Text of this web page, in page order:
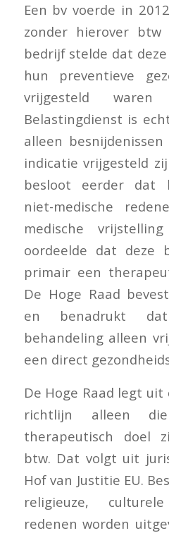
Een bv voerde in
zonder hierover
bedrijf stelde dat
hun preventieve
vrijgesteld
Belastingdienst is
alleen
indicatie vrijgesteld
besloot eerder dat
niet-medische
medische
oordeelde dat deze
primair een
De Hoge Raad
en benadrukt
behandeling alleen
een direct
De Hoge Raad legt
richtlijn alleen
therapeutisch doel
btw. Dat volgt uit
Hof van Justitie EU.
religieuze,
redenen worden